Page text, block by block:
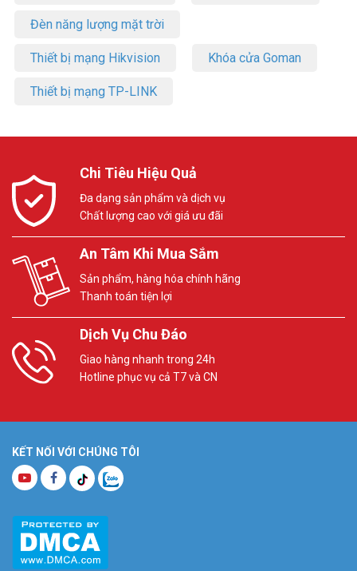
Đèn năng lượng mặt trời
Thiết bị mạng Hikvision Khóa cửa Goman
Thiết bị mạng TP-LINK
Chi Tiêu Hiệu Quả
Đa dạng sản phẩm và dịch vụ
Chất lượng cao với giá ưu đãi
An Tâm Khi Mua Sắm
Sản phẩm, hàng hóa chính hãng
Thanh toán tiện lợi
Dịch Vụ Chu Đáo
Giao hàng nhanh trong 24h
Hotline phục vụ cả T7 và CN
KẾT NỐI VỚI CHÚNG TÔI